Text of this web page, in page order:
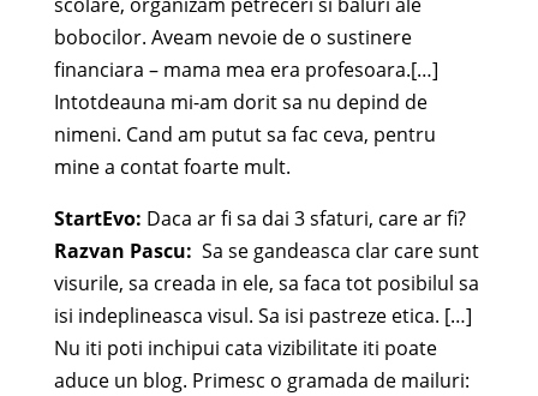
bobocilor. Aveam nevoie de o sustinere
financiara – mama mea era profesoara.[…]
Intotdeauna mi-am dorit sa nu depind de
nimeni. Cand am putut sa fac ceva, pentru
mine a contat foarte mult.
StartEvo: Daca ar fi sa dai 3 sfaturi, care ar fi?
Razvan Pascu: Sa se gandeasca clar care sunt
visurile, sa creada in ele, sa faca tot posibilul sa
isi indeplineasca visul. Sa isi pastreze etica. […]
Nu iti poti inchipui cata vizibilitate iti poate
aduce un blog. Primesc o gramada de mailuri: